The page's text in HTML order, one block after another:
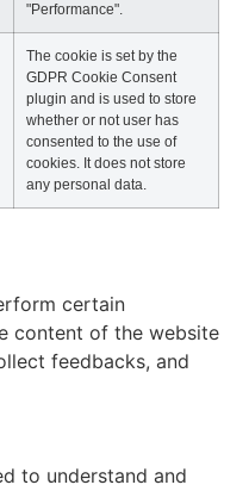
"Performance".
The cookie is set by the
GDPR Cookie Consent
plugin and is used to store
whether or not user has
consented to the use of
cookies. It does not store
any personal data.
certain
content of the website
feedbacks, and
to understand and